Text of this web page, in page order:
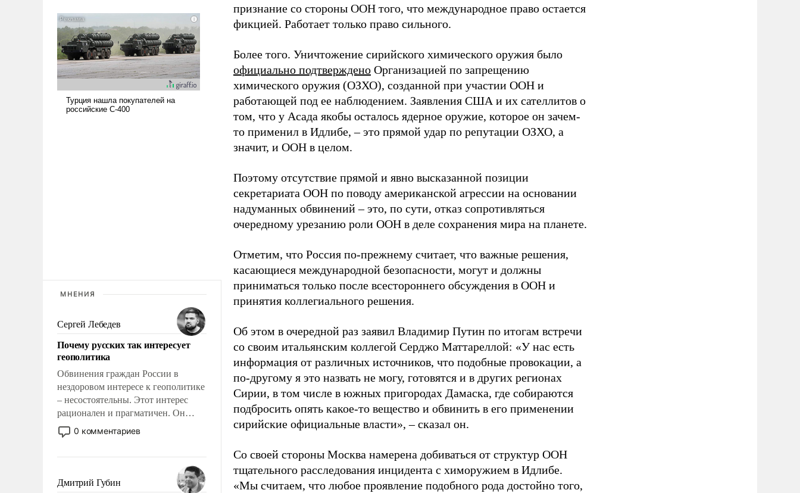
МНЕНИЯ
Сергей Лебедев
Почему русских так интересует
геополитика
Обвинения граждан России в
нездоровом интересе к геополитике
– несостоятельны. Этот интерес
рационален и прагматичен. Он
обусловлен тысячелетним опытом
выживания в крайне непростых
знанием, что мировая политика
имеет свойство заявляться на порог
0 комментариев
Дмитрий Губин
признание со стороны ООН того, что международное право остается
фикцией. Работает только право сильного.
Более того. Уничтожение сирийского химического оружия было
официально подтверждено Организацией по запрещению
химического оружия (ОЗХО), созданной при участии ООН и
работающей под ее наблюдением. Заявления США и их сателлитов о
том, что у Асада якобы осталось ядерное оружие, которое он зачем-
то применил в Идлибе, – это прямой удар по репутации ОЗХО, а
значит, и ООН в целом.
Поэтому отсутствие прямой и явно высказанной позиции
секретариата ООН по поводу американской агрессии на основании
надуманных обвинений – это, по сути, отказ сопротивляться
очередному урезанию роли ООН в деле сохранения мира на планете.
Отметим, что Россия по-прежнему считает, что важные решения,
касающиеся международной безопасности, могут и должны
приниматься только после всестороннего обсуждения в ООН и
принятия коллегиального решения.
Об этом в очередной раз заявил Владимир Путин по итогам встречи
со своим итальянским коллегой Серджо Маттареллой: «У нас есть
информация от различных источников, что подобные провокации, а
по-другому я это назвать не могу, готовятся и в других регионах
Сирии, в том числе в южных пригородах Дамаска, где собираются
подбросить опять какое-то вещество и обвинить в его применении
сирийские официальные власти», – сказал он.
Со своей стороны Москва намерена добиваться от структур ООН
тщательного расследования инцидента с химоружием в Идлибе.
«Мы считаем, что любое проявление подобного рода достойно того,